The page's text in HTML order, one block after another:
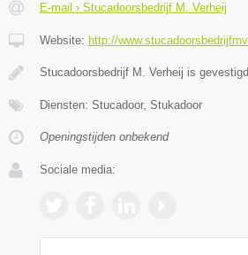
E-mail › Stucadoorsbedrijf M. Verheij
Website: http://
Stucadoorsbedrijf M. Verheij is
Diensten: Stucadoor, Stukadoor
Openingstijden onbekend
Sociale media: